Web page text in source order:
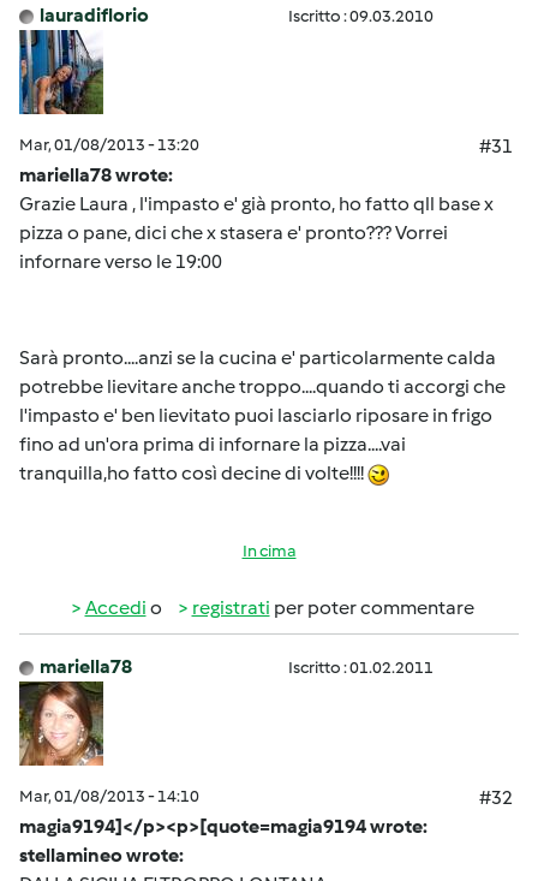
lauradiflorio Iscritto : 09.03.2010
Mar, 01/08/2013 - 13:20
#31
mariella78 wrote:
Grazie Laura , l'impasto e' già pronto, ho fatto qll base x
pizza o pane, dici che x stasera e' pronto??? Vorrei
infornare verso le 19:00
Sarà pronto....anzi se la cucina e' particolarmente calda
potrebbe lievitare anche troppo....quando ti accorgi che
l'impasto e' ben lievitato puoi lasciarlo riposare in frigo
fino ad un'ora prima di infornare la pizza....vai
tranquilla,ho fatto così decine di volte!!!!
In cima
Accedi o registrati per poter commentare
mariella78 Iscritto : 01.02.2011
Mar, 01/08/2013 - 14:10
#32
magia9194]</p><p>[quote=magia9194 wrote:
stellamineo wrote: